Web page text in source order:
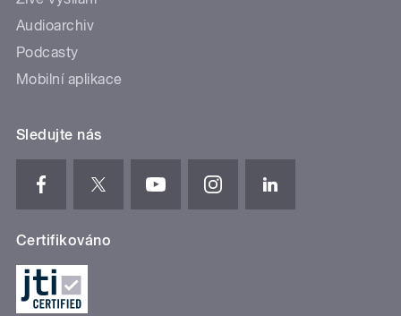
Audioarchiv
Podcasty
Mobilní aplikace
Sledujte nás
Certifikováno